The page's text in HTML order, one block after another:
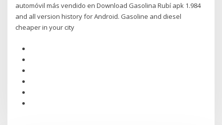
automóvil más vendido en Download Gasolina Rubí apk 1.984
and all version history for Android. Gasoline and diesel
cheaper in your city